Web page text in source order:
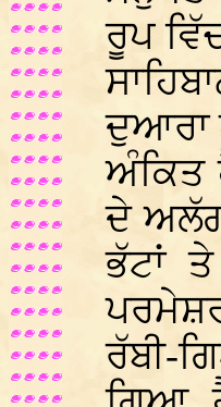
ਰੂਪ
ਦੁਆਰਾ
ਅੰਕਿਤ
ਦੇ
ਭੱਟਾਂ
ਰੱਬੀ-